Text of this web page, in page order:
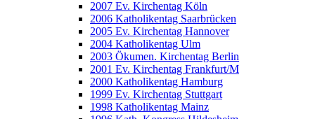
2007 Ev. Kirchentag Köln
2006 Katholikentag Saarbrücken
2005 Ev. Kirchentag Hannover
2004 Katholikentag Ulm
2003 Ökumen. Kirchentag Berlin
2001 Ev. Kirchentag Frankfurt/M
2000 Katholikentag Hamburg
1999 Ev. Kirchentag Stuttgart
1998 Katholikentag Mainz